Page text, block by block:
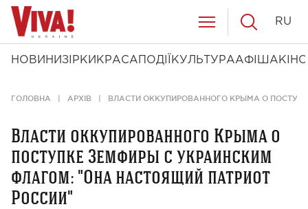
НОВИНИ ЗІРКИ КРАСА ПОДІЇ КУЛЬТУРААФІША КІНО
RU
ГОЛОВНА АРХІВ ВЛАСТИ ОККУПИРОВАННОГО КРЫМА О
Власти оккупированного Крыма о
поступке Земфиры с украинским
флагом: "Она настоящий патриот
России"